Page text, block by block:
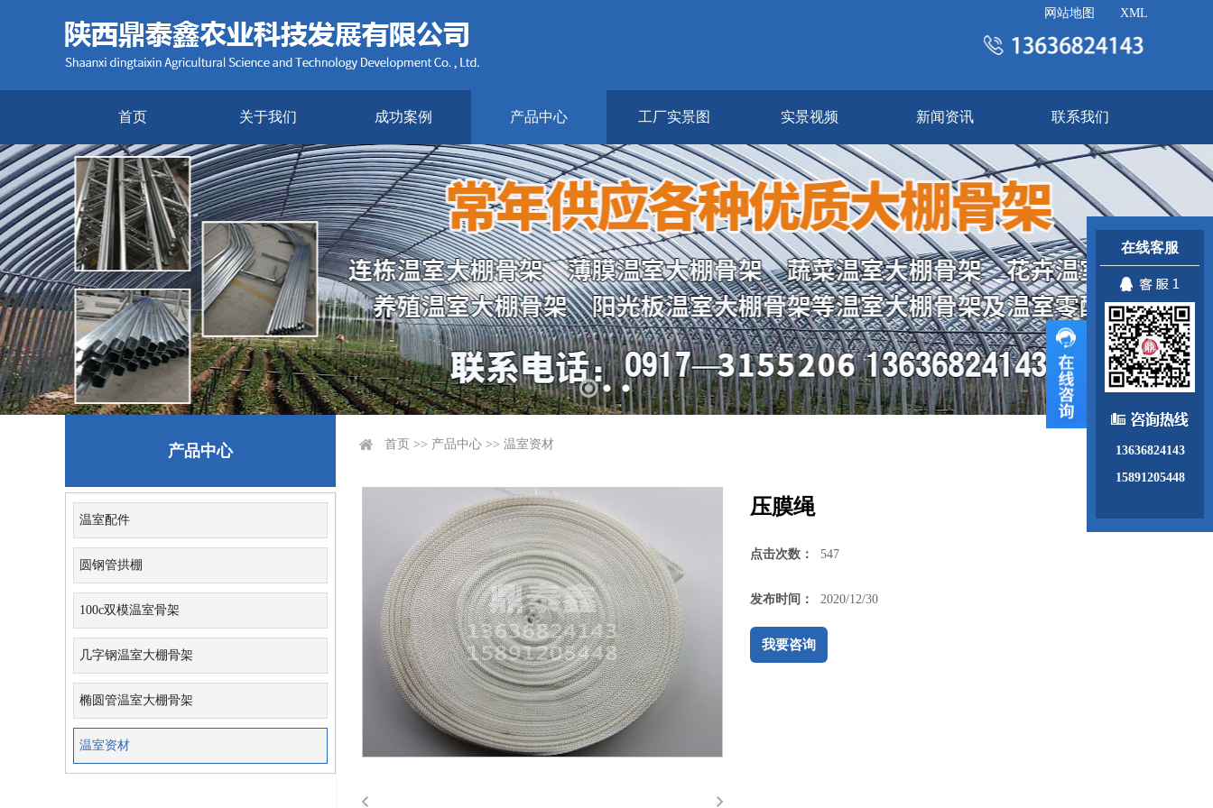
网站地图 XML
首页 关于我们 成功案例 产品中心 工厂实景图 实景视频 新闻资讯 联系我们
产品中心
温室配件
圆钢管拱棚
100c双模温室骨架
几字钢温室大棚骨架
椭圆管温室大棚骨架
温室资材
首页 >> 产品中心 >> 温室资材
压膜绳
点击次数： 547
发布时间： 2020/12/30
我要咨询
在线客服
13636824143
15891205448